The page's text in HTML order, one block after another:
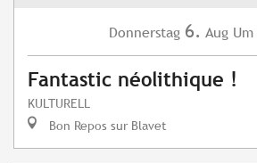
Donnerstag 6. Aug
Fantastic néolithique !
KULTURELL
Bon Repos sur Blavet